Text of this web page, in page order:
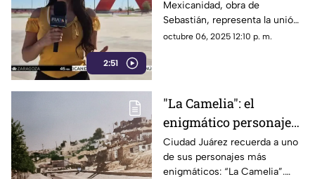
2:51
Mexicanidad, obra de
Sebastián, representa la unión
cultural y el espíritu juarense.
octubre 06, 2025 12:10 p. m.
"La Camelia": el
enigmático personaje
que marcó Ciudad
Juárez
Ciudad Juárez recuerda a uno
de sus personajes más
enigmáticos: “La Camelia”.